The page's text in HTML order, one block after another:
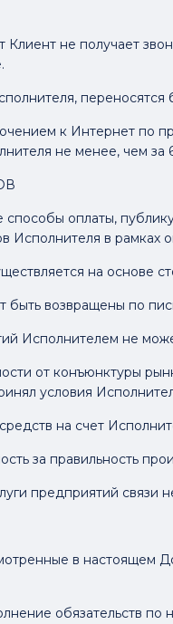
не получает
к Интернет по
не менее, чем за
оплаты,
Исполнителя в рамках
на
быть возвращены по
Исполнителем не
от конъюнктуры
условия
на счет
за правильность
предприятий
в настоящем
обязательств по